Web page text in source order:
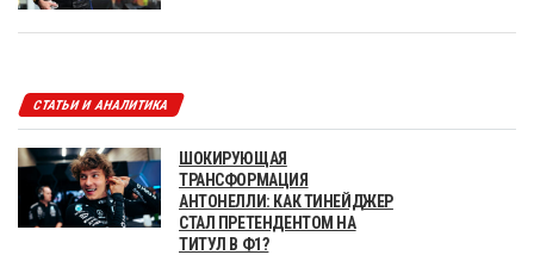
СТАТЬИ И АНАЛИТИКА
ШОКИРУЮЩАЯ
ТРАНСФОРМАЦИЯ
АНТОНЕЛЛИ: КАК ТИНЕЙДЖЕР
СТАЛ ПРЕТЕНДЕНТОМ НА
ТИТУЛ В Ф1?